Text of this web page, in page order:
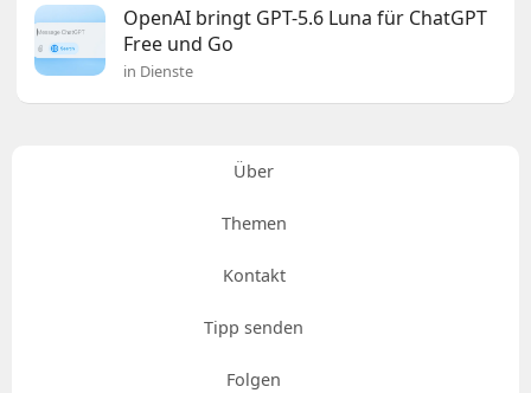
OpenAI bringt GPT-5.6 Luna für ChatGPT
Free und Go
in Dienste
Über
Themen
Kontakt
Tipp senden
Folgen